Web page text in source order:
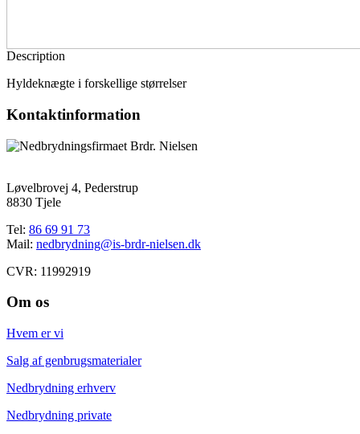
Description
Hyldeknægte i forskellige størrelser
Kontaktinformation
Løvelbrovej 4, Pederstrup
8830 Tjele
Tel: 86 69 91 73
Mail: nedbrydning@is-brdr-nielsen.dk
CVR: 11992919
Om os
Hvem er vi
Salg af genbrugsmaterialer
Nedbrydning erhverv
Nedbrydning private